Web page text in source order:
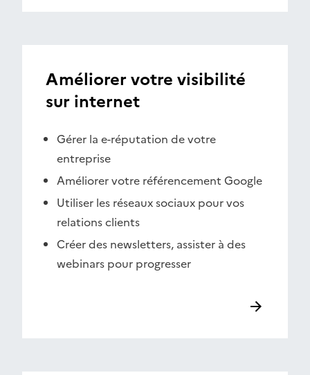
Améliorer votre visibilité
sur internet
Gérer la e-réputation de votre
entreprise
Améliorer votre référencement Google
Utiliser les réseaux sociaux pour vos
relations clients
Créer des newsletters, assister à des
webinars pour progresser